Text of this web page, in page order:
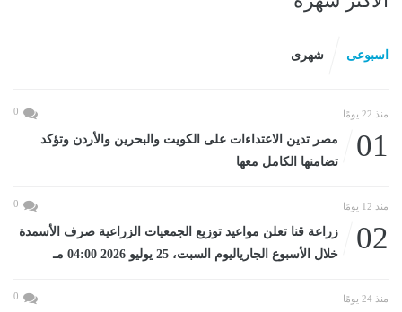
اسبوعى شهرى
منذ 22 يومًا 0
01
مصر تدين الاعتداءات على الكويت والبحرين والأردن وتؤكد
تضامنها الكامل معها
منذ 12 يومًا 0
02
زراعة قنا تعلن مواعيد توزيع الجمعيات الزراعية صرف الأسمدة
خلال الأسبوع الجارياليوم السبت، 25 يوليو 2026 04:00 مـ
منذ 24 يومًا 0